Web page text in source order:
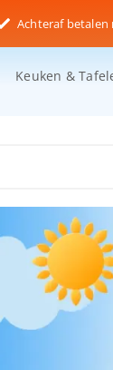
Achteraf betalen
Keuken &